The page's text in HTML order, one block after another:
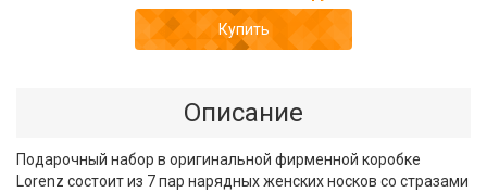
Купить
Описание
Подарочный набор в оригинальной фирменной коробке
Lorenz состоит из 7 пар нарядных женских носков со стразами